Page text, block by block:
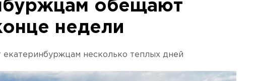
обещают
недели
несколько теплых дней